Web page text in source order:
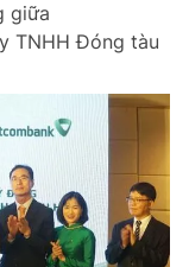
giữa
TNHH Đóng tàu